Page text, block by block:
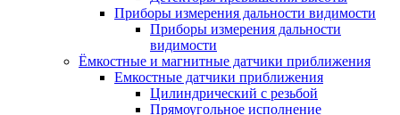
Приборы измерения дальности видимости
Приборы измерения дальности
видимости
Ёмкостные и магнитные датчики приближения
Емкостные датчики приближения
Цилиндрический с резьбой
Прямоугольное исполнение